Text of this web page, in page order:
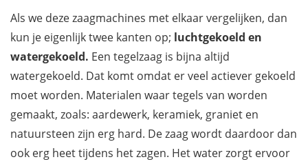
Als we deze zaagmachines met elkaar vergelijken, dan
kun je eigenlijk twee kanten op; luchtgekoeld en
watergekoeld. Een tegelzaag is bijna altijd
watergekoeld. Dat komt omdat er veel actiever gekoeld
moet worden. Materialen waar tegels van worden
gemaakt, zoals: aardewerk, keramiek, graniet en
natuursteen zijn erg hard. De zaag wordt daardoor dan
ook erg heet tijdens het zagen. Het water zorgt ervoor